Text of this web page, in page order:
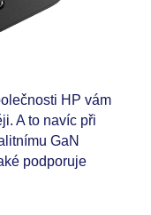
HP vám
A to navíc při
GaN
podporuje